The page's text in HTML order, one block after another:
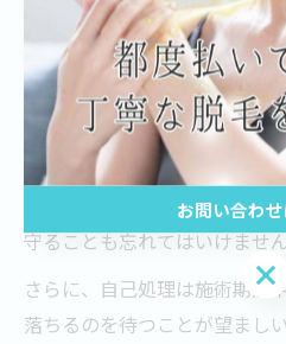
LED脱毛の施術後
LED脱毛後は肌が敏感になっ
したアフターケアが重要です
し、乾燥や赤みを抑えること
また、日焼け止めをきちんと
守ることも忘れてはいけませ
さらに、自己処理は施術期間
落ちるのを待つことが望まし
お問い合わ
お問い合わ